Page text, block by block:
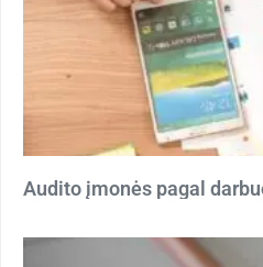
Audito įmonės pagal